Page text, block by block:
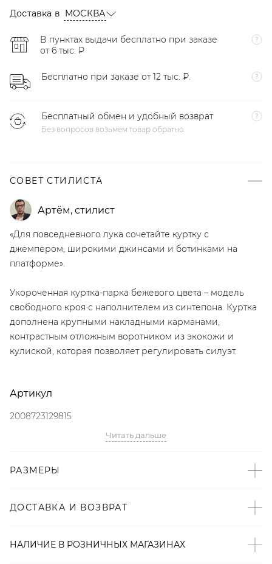
Доставка в МОСКВА
В пунктах выдачи бесплатно при заказе
от 6 тыс. ₽
Бесплатно при заказе от 12 тыс. ₽.
Бесплатный обмен и удобный возврат
Без вопросов возьмем товар обратно
СОВЕТ СТИЛИСТА
Артём, стилист
«Для повседневного лука сочетайте куртку с
джемпером, широкими джинсами и ботинками на
платформе».
Укороченная куртка-парка бежевого цвета – модель
свободного кроя с наполнителем из синтепона. Куртка
дополнена крупными накладными карманами,
контрастным отложным воротником из экокожи и
кулиской, которая позволяет регулировать силуэт.
Артикул
2008723129815
– Произведено по индивидуальному заказу и под
– Бежевый цвет;
– Контрастный отложной воротник из экокожи;
Читать дальше
РАЗМЕРЫ
ДОСТАВКА И ВОЗВРАТ
НАЛИЧИЕ В РОЗНИЧНЫХ МАГАЗИНАХ